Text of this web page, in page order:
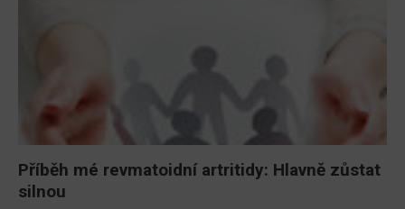
Příběh mé revmatoidní artritidy: Hlavně zůstat
silnou